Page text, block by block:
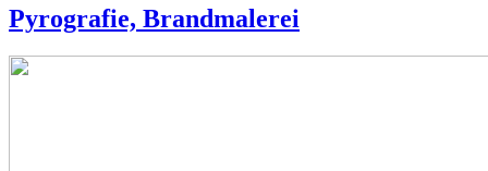
Pyrografie, Brandmalerei